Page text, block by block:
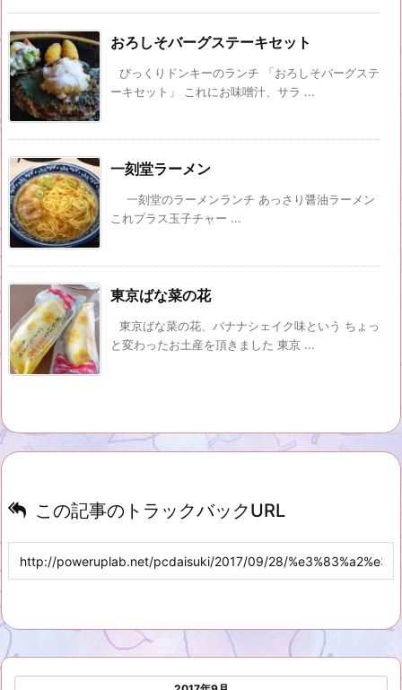
おろしそバーグステーキセット
びっくりドンキーのランチ 「おろしそバーグステ
ーキセット」 これにお味噌汁、サラ ...
一刻堂ラーメン
一刻堂のラーメンランチ あっさり醤油ラーメン
これプラス玉子チャー ...
東京ばな菜の花
東京ばな菜の花、バナナシェイク味という ちょっ
と変わったお土産を頂きました 東京 ...
この記事のトラックバックURL